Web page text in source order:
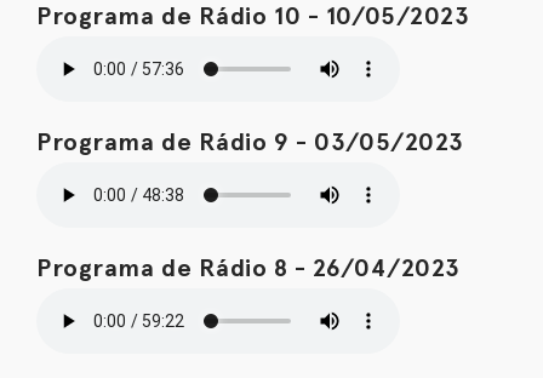
Programa de Rádio 10 - 10/05/2023
Programa de Rádio 9 - 03/05/2023
Programa de Rádio 8 - 26/04/2023